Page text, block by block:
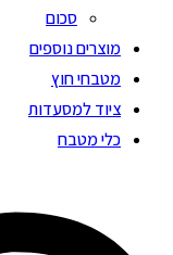
סכום
מוצרים נוספים
מטבחי חוץ
ציוד למסעדות
כלי מטבח